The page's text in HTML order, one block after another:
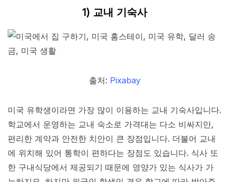
1) 교내 기숙사
출처: Pixabay
미국 유학생이라면 가장 많이 이용하는 교내 기숙사입니다.
학교에서 운영하는 교내 숙소로 가격대는 다소 비싸지만,
편리한 계약과 안전한 치안이 큰 장점입니다. 더불어 교내
에 위치해 있어 통학이 편하다는 장점도 있습니다. 식사 또
한 구내식당에서 제공되기 때문에 영양가 있는 식사가 가